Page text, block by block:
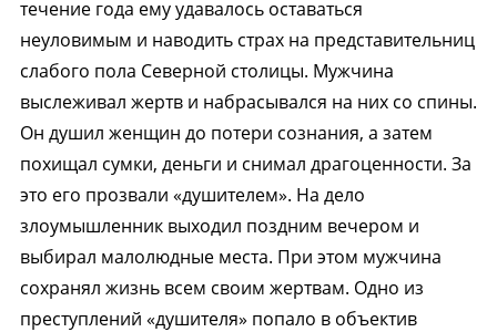
течение года ему удавалось оставаться
неуловимым и наводить страх на представительниц
слабого пола Северной столицы. Мужчина
выслеживал жертв и набрасывался на них со спины.
Он душил женщин до потери сознания, а затем
похищал сумки, деньги и снимал драгоценности. За
это его прозвали «душителем». На дело
злоумышленник выходил поздним вечером и
выбирал малолюдные места. При этом мужчина
сохранял жизнь всем своим жертвам. Одно из
преступлений «душителя» попало в объектив